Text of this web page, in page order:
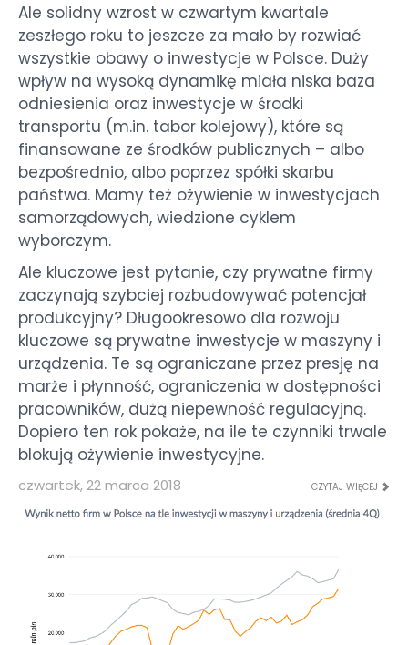
Ale solidny wzrost w czwartym kwartale
zeszłego roku to jeszcze za mało by rozwiać
wszystkie obawy o inwestycje w Polsce. Duży
wpływ na wysoką dynamikę miała niska baza
odniesienia oraz inwestycje w środki
transportu (m.in. tabor kolejowy), które są
finansowane ze środków publicznych – albo
bezpośrednio, albo poprzez spółki skarbu
państwa. Mamy też ożywienie w inwestycjach
samorządowych, wiedzione cyklem
wyborczym.
Ale kluczowe jest pytanie, czy prywatne firmy
zaczynają szybciej rozbudowywać potencjał
produkcyjny? Długookresowo dla rozwoju
kluczowe są prywatne inwestycje w maszyny i
urządzenia. Te są ograniczane przez presję na
marże i płynność, ograniczenia w dostępności
pracowników, dużą niepewność regulacyjną.
Dopiero ten rok pokaże, na ile te czynniki trwale
blokują ożywienie inwestycyjne.
czwartek, 22 marca 2018 CZYTAJ WIĘCEJ